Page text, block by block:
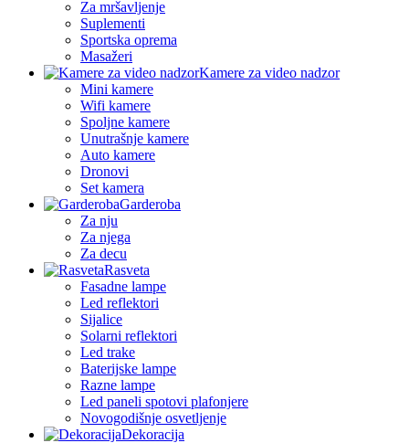
Za mršavljenje
Suplementi
Sportska oprema
Masažeri
Kamere za video nadzor
Mini kamere
Wifi kamere
Spoljne kamere
Unutrašnje kamere
Auto kamere
Dronovi
Set kamera
Garderoba
Za nju
Za njega
Za decu
Rasveta
Fasadne lampe
Led reflektori
Sijalice
Solarni reflektori
Led trake
Baterijske lampe
Razne lampe
Led paneli spotovi plafonjere
Novogodišnje osvetljenje
Dekoracija